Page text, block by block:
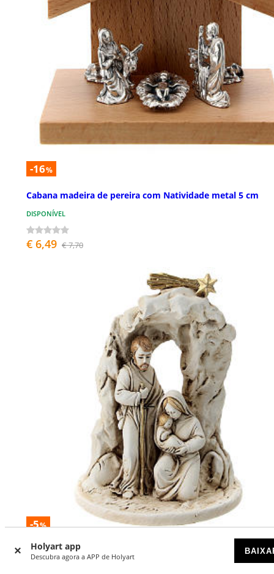
Holyart app
Descubra agora a APP de Holyart
-16%
Cabana madeira de pereira com Natividade metal 5 cm
DISPONÍVEL
€ 6,49 € 7,70
-5%
Natividade com gruta resina 10 cm